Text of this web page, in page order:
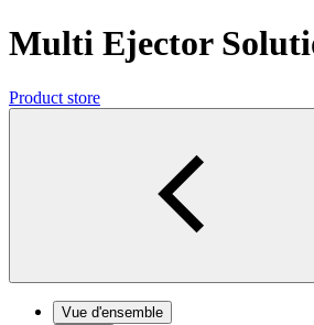
Multi Ejector
Product store
Vue d'ensemble